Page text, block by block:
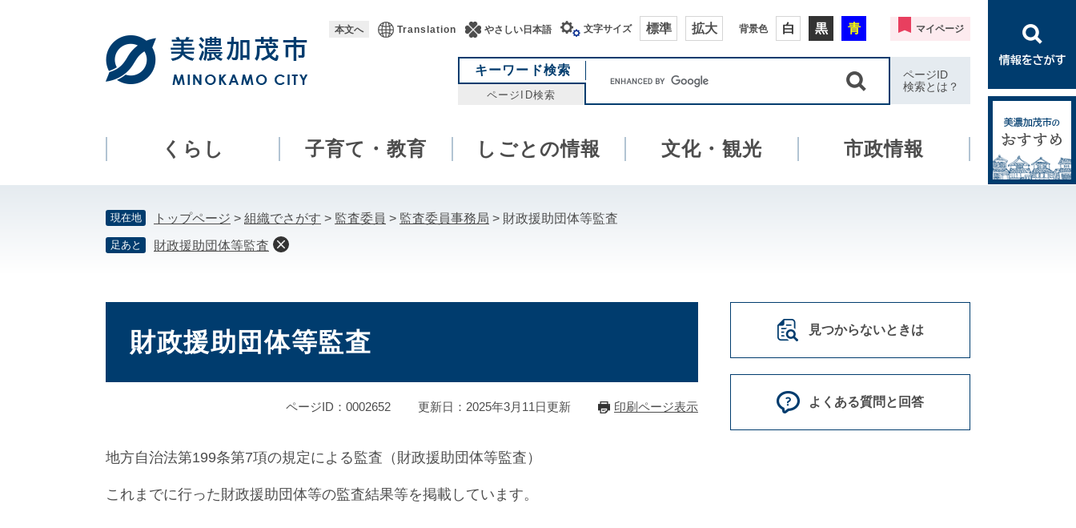
本
本文へ Translation やさしい日本語 文字サイズ 標準 拡大 背景色 白 黒 青 マイページ
キーワード検索
ページID検索
ワ
ド
索
ページID
検索とは？
くらし 子育て・教育 しごとの情報 文化・観光 市政情報
現在地 トップページ > 組織でさがす > 監査委員 > 監査委員事務局 > 財政援助団体等監査
足あと 財政援助団体等監査
財政援助団体等監査
ページID：0002652 更新日：2025年3月11日更新 印刷ページ表示
地方自治法第199条第7項の規定による監査（財政援助団体等監査）
これまでに行った財政援助団体等の監査結果等を掲載しています。
見つからないときは
よくある質問と回答